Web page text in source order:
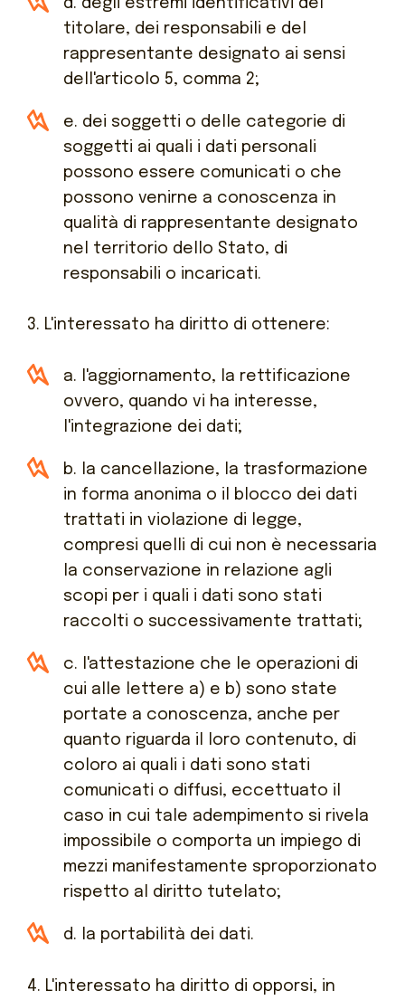
d. degli estremi identificativi del
titolare, dei responsabili e del
rappresentante designato ai sensi
dell'articolo 5, comma 2;
e. dei soggetti o delle categorie di
soggetti ai quali i dati personali
possono essere comunicati o che
possono venirne a conoscenza in
qualità di rappresentante designato
nel territorio dello Stato, di
responsabili o incaricati.
3. L'interessato ha diritto di ottenere:
a. l'aggiornamento, la rettificazione
ovvero, quando vi ha interesse,
l'integrazione dei dati;
b. la cancellazione, la trasformazione
in forma anonima o il blocco dei dati
trattati in violazione di legge,
compresi quelli di cui non è necessaria
la conservazione in relazione agli
scopi per i quali i dati sono stati
raccolti o successivamente trattati;
c. l'attestazione che le operazioni di
cui alle lettere a) e b) sono state
portate a conoscenza, anche per
quanto riguarda il loro contenuto, di
coloro ai quali i dati sono stati
comunicati o diffusi, eccettuato il
caso in cui tale adempimento si rivela
impossibile o comporta un impiego di
mezzi manifestamente sproporzionato
rispetto al diritto tutelato;
d. la portabilità dei dati.
4. L'interessato ha diritto di opporsi, in